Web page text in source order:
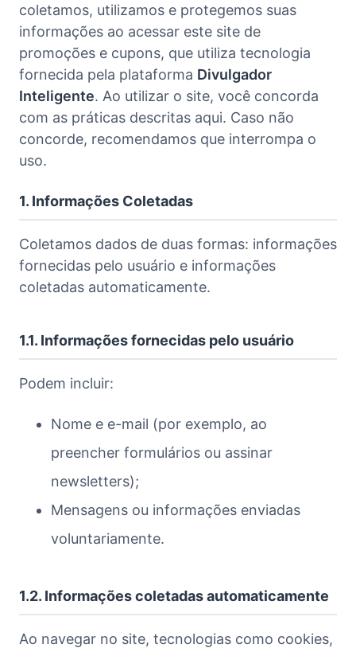
coletamos, utilizamos e protegemos suas
informações ao acessar este site de
promoções e cupons, que utiliza tecnologia
fornecida pela plataforma Divulgador
Inteligente. Ao utilizar o site, você concorda
com as práticas descritas aqui. Caso não
concorde, recomendamos que interrompa o
uso.
1. Informações Coletadas
Coletamos dados de duas formas: informações
fornecidas pelo usuário e informações
coletadas automaticamente.
1.1. Informações fornecidas pelo usuário
Podem incluir:
Nome e e-mail (por exemplo, ao
preencher formulários ou assinar
newsletters);
Mensagens ou informações enviadas
voluntariamente.
1.2. Informações coletadas automaticamente
Ao navegar no site, tecnologias como cookies,